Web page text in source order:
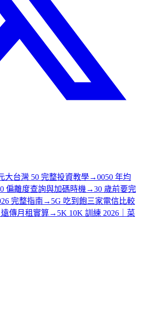
大台灣 50 完整投資教學→0050 年均
偏離度查詢與加碼時機 →30 歲前要完
完整指南 → 5G 吃到飽三家電信比較
傳月租實算→ 5K 10K 訓練 2026｜菜